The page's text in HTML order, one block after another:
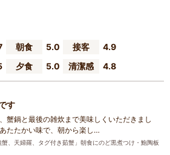
朝食 5.0 接客
4.9
夕食 5.0 清潔感 4.8
す
蟹鍋と最後の雑炊まで美味しくいただきまし
たたかい味で、朝から楽し…
、天婦羅、タグ付き茹蟹」朝食にのど黒煮つけ・鮑陶板